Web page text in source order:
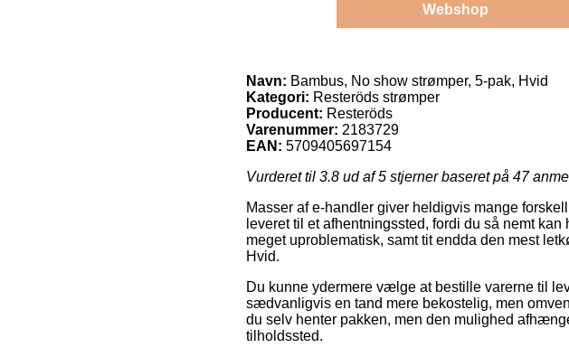
Webshop
Navn: Bambus, No show strømper, 5-pak, Hvid
Kategori: Resteröds strømper
Producent: Resteröds
Varenummer: 2183729
EAN: 5709405697154
Vurderet til 3.8 ud af 5 stjerner baseret på 47
Masser af e-handler giver heldigvis mange
leveret til et afhentningssted, fordi du så nemt
meget uproblematisk, samt tit endda den mest
Hvid.
Du kunne ydermere vælge at bestille varerne til
sædvanligvis en tand mere bekostelig, men
du selv henter pakken, men den mulighed
tilholdssted.